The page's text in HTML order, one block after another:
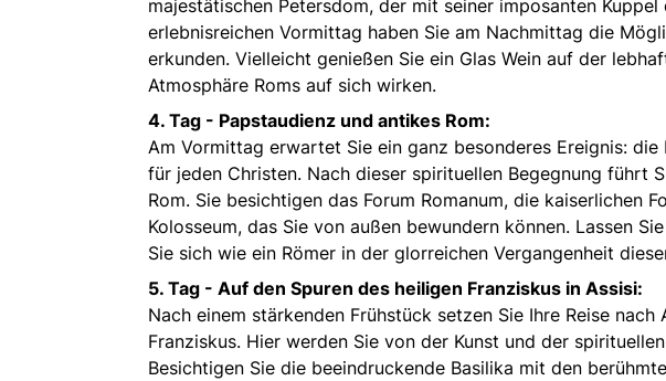
majestätischen Petersdom, der mit seiner imposanten
erlebnisreichen Vormittag haben Sie am Nachmittag die
erkunden. Vielleicht genießen Sie ein Glas Wein auf der
Atmosphäre Roms auf sich wirken.
4. Tag - Papstaudienz und antikes Rom:
Am Vormittag erwartet Sie ein ganz besonderes Ereignis:
für jeden Christen. Nach dieser spirituellen Begegnung führt
Rom. Sie besichtigen das Forum Romanum, die kaiserlichen
Kolosseum, das Sie von außen bewundern können. Lassen
Sie sich wie ein Römer in der glorreichen Vergangenheit
5. Tag - Auf den Spuren des heiligen Franziskus in Assisi:
Nach einem stärkenden Frühstück setzen Sie Ihre Reise
Franziskus. Hier werden Sie von der Kunst und der
Besichtigen Sie die beeindruckende Basilika mit den